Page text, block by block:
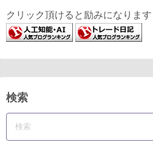
クリック頂けると励みになります
検索